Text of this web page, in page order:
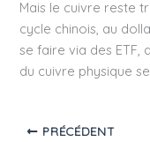
Mais le cuivre reste
cycle chinois, au
se faire via des ETF,
du cuivre physique
PRÉCÉDENT